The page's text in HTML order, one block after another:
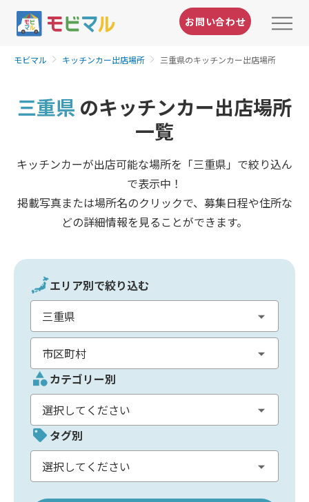
お問い合わせ
モビマル キッチンカー出店場所 三重県のキッチンカー出店場所
三重県 のキッチンカー出店場所
一覧
キッチンカーが出店可能な場所を「三重県」で絞り込ん
で表示中！
掲載写真または場所名のクリックで、募集日程や住所な
どの詳細情報を見ることができます。
エリア別で絞り込む
カテゴリー別
タグ別